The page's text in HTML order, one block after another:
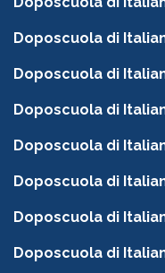
Doposcuola di
Doposcuola di
Doposcuola di
Doposcuola di
Doposcuola di
Doposcuola di
Doposcuola di